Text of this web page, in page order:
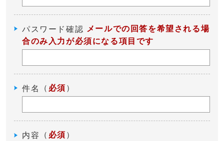
パスワード確認 メールでの回答を希望される場
合のみ入力が必須になる項目です
件名 （ 必須 ）
内容 （ 必須 ）